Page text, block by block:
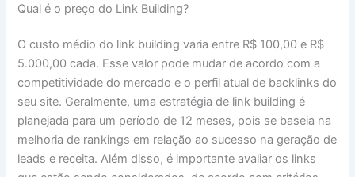
Qual é o preço do Link Building?
O custo médio do link building varia entre R$ 100,00 e R$
5.000,00 cada. Esse valor pode mudar de acordo com a
competitividade do mercado e o perfil atual de backlinks do
seu site. Geralmente, uma estratégia de link building é
planejada para um período de 12 meses, pois se baseia na
melhoria de rankings em relação ao sucesso na geração de
leads e receita. Além disso, é importante avaliar os links